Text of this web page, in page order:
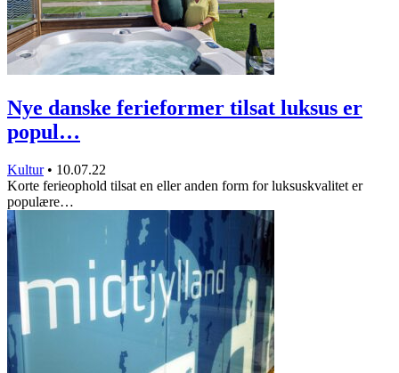
Nye danske ferieformer tilsat luksus er
popul…
Kultur • 10.07.22
Korte ferieophold tilsat en eller anden form for luksuskvalitet er
populære…